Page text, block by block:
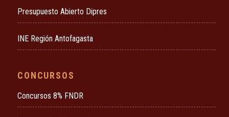
Presupuesto Abierto Dipres
INE Región Antofagasta
CONCURSOS
Concursos 8% FNDR